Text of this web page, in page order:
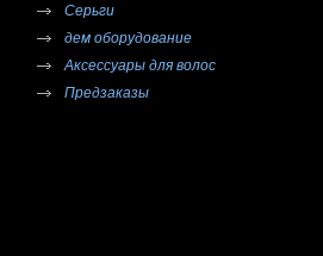
Серьги
дем оборудование
Аксессуары для волос
Предзаказы